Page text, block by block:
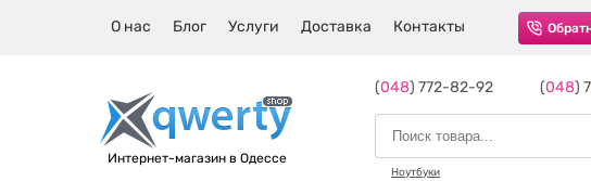
О нас Блог Услуги Доставка Контакты
Интернет-магазин в Одессе
(048) 772-82-92 (048)
Ноутбуки